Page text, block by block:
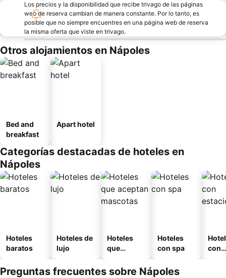
Los precios y la disponibilidad que recibe trivago de las páginas
web de reserva cambian de manera constante. Por lo tanto, es
posible que no siempre encuentres en una página web de reserva
la misma oferta que viste en trivago.
Otros alojamientos en Nápoles
Bed and
breakfast
Apart hotel
Categorías destacadas de hoteles en
Nápoles
Hoteles
baratos
Hoteles de
lujo
Hoteles
que
mascotas
Hoteles
con spa
con
Preguntas frecuentes sobre Nápoles